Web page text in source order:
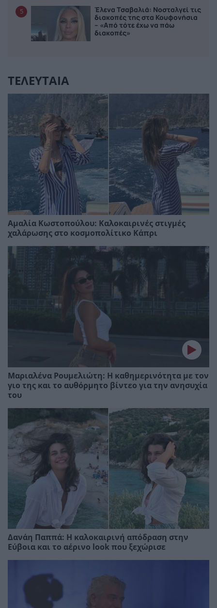
5
Έλενα Τσαβαλιά: Νοσταλγεί τις
διακοπές της στα Κουφονήσια
– «Από τότε έχω να πάω
διακοπές»
ΤΕΛΕΥΤΑΙΑ
Αμαλία Κωστοπούλου: Καλοκαιρινές στιγμές
χαλάρωσης στο κοσμοπολίτικο Κάπρι
Μαριαλένα Ρουμελιώτη: Η καθημερινότητα με τον
γιο της και το αυθόρμητο βίντεο για την ανησυχία
του
Δανάη Παππά: Η καλοκαιρινή απόδραση στην
Εύβοια και το αέρινο look που ξεχώρισε